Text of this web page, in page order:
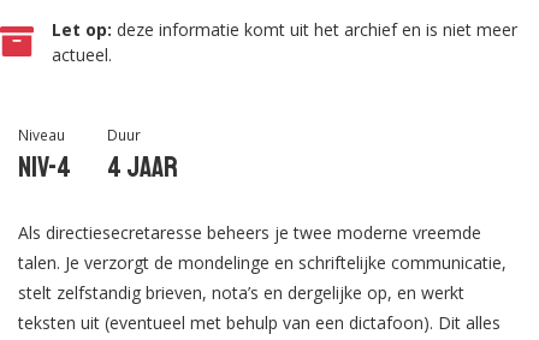
Let op: deze informatie komt uit het archief en is niet meer
actueel.
Niveau
Niv-4
Duur
4 jaar
Als directiesecretaresse beheers je twee moderne vreemde
talen. Je verzorgt de mondelinge en schriftelijke communicatie,
stelt zelfstandig brieven, nota’s en dergelijke op, en werkt
teksten uit (eventueel met behulp van een dictafoon). Dit alles